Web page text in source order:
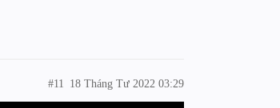
18 Tháng Tư 2022 03:29
#11